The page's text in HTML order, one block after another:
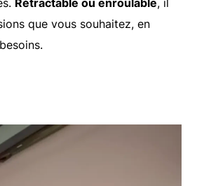
que vous souhaitez, en